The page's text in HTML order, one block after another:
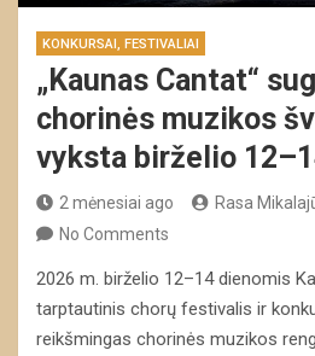
KONKURSAI, FESTIVALIAI
„Kaunas Cantat“
chorinės muzikos
vyksta birželio
2 mėnesiai ago
Rasa
No Comments
2026 m. birželio 12–14 dienomis
tarptautinis chorų festivalis ir
reikšmingas chorinės muzikos